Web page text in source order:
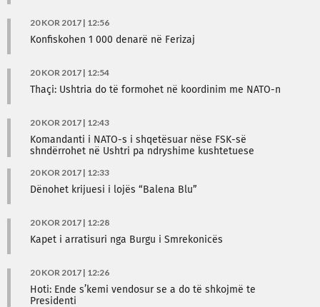
20 KOR 2017 | 12:56
Konfiskohen 1 000 denarë në Ferizaj
20 KOR 2017 | 12:54
Thaçi: Ushtria do të formohet në koordinim me NATO-n
20 KOR 2017 | 12:43
Komandanti i NATO-s i shqetësuar nëse FSK-së
shndërrohet në Ushtri pa ndryshime kushtetuese
20 KOR 2017 | 12:33
Dënohet krijuesi i lojës “Balena Blu”
20 KOR 2017 | 12:28
Kapet i arratisuri nga Burgu i Smrekonicës
20 KOR 2017 | 12:26
Hoti: Ende s’kemi vendosur se a do të shkojmë te
Presidenti